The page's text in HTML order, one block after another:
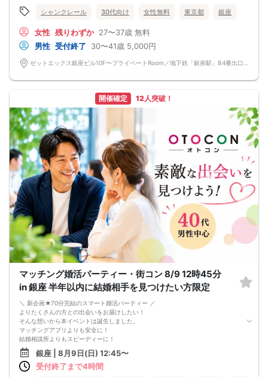
シャンクレール 30代向け 女性無料 東京都 銀座
女性 残りわずか 27〜37歳 無料
男性 受付終了 30〜41歳 5,000円
開催確定 12人突破！
マッチング婚活パーティー・街コン 8/9 12時45分
in 銀座 半年以内に結婚相手を見つけたい方限定
＼ 新企画★70分完結のスマート婚活パーティー ／
よりたくさんの方との出会いをお届けしたい！
そんな想いから本イベントは誕生しました。
マッチングアプリよりも安全に！
結婚相談所よりもスピーディーに！
さらに、今までのパーティーよりもリーズナブルに！
この機会にぜひ、ご参加くださいませ♪
-------------------------------------------------------
銀座 | 8月9日(日) 12:45〜
受付終了まで4時間